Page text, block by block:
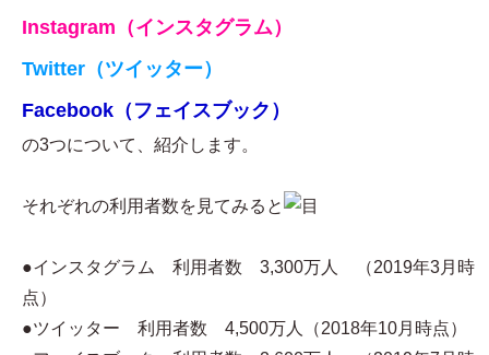
Instagram（インスタグラム）
Twitter（ツイッター）
Facebook（フェイスブック）
の3つについて、紹介します。
それぞれの利用者数を見てみると
●インスタグラム 利用者数 3,300万人 （2019年3月時
点）
●ツイッター 利用者数 4,500万人（2018年10月時点）